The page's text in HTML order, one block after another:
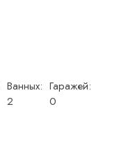
Ванных:
2
Гаражей:
0